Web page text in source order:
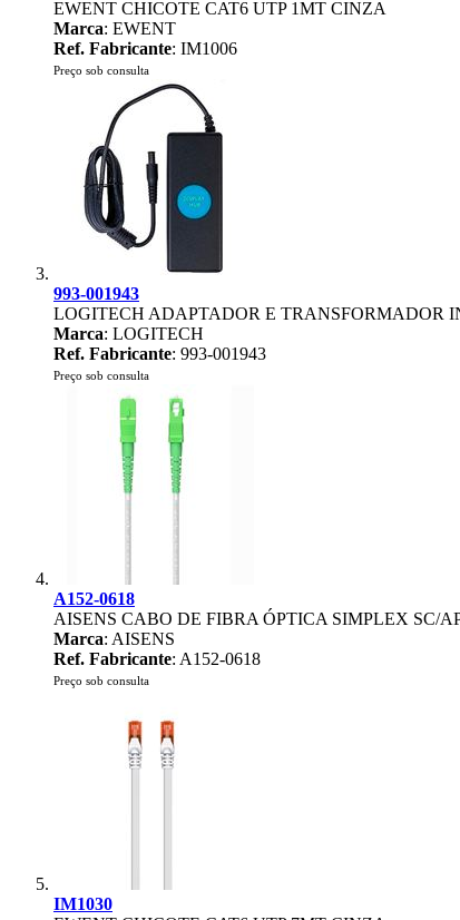
EWENT CHICOTE CAT6 UTP 1MT CINZA
Marca: EWENT
Ref. Fabricante: IM1006
Preço sob consulta
993-001943
LOGITECH ADAPTADOR E TRANSFORMADOR
Marca: LOGITECH
Ref. Fabricante: 993-001943
Preço sob consulta
A152-0618
AISENS CABO DE FIBRA ÓPTICA SIMPLEX SC/
Marca: AISENS
Ref. Fabricante: A152-0618
Preço sob consulta
IM1030